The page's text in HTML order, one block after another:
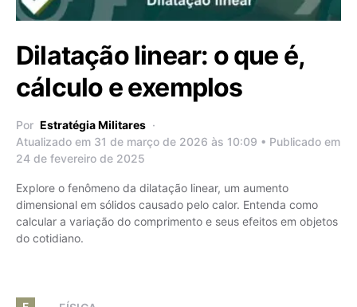
Dilatação linear: o que é,
cálculo e exemplos
Por Estratégia Militares
Atualizado em 31 de março de 2026 às 10:09 • Publicado em
24 de fevereiro de 2025
Explore o fenômeno da dilatação linear, um aumento
dimensional em sólidos causado pelo calor. Entenda como
calcular a variação do comprimento e seus efeitos em objetos
do cotidiano.